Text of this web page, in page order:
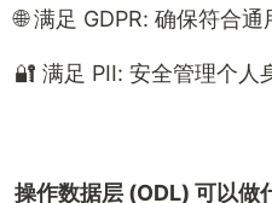
🌐 满足 GDPR: 确保符合通
🔐 满足 PII: 安全管理个人
操作数据层 (ODL) 可以做